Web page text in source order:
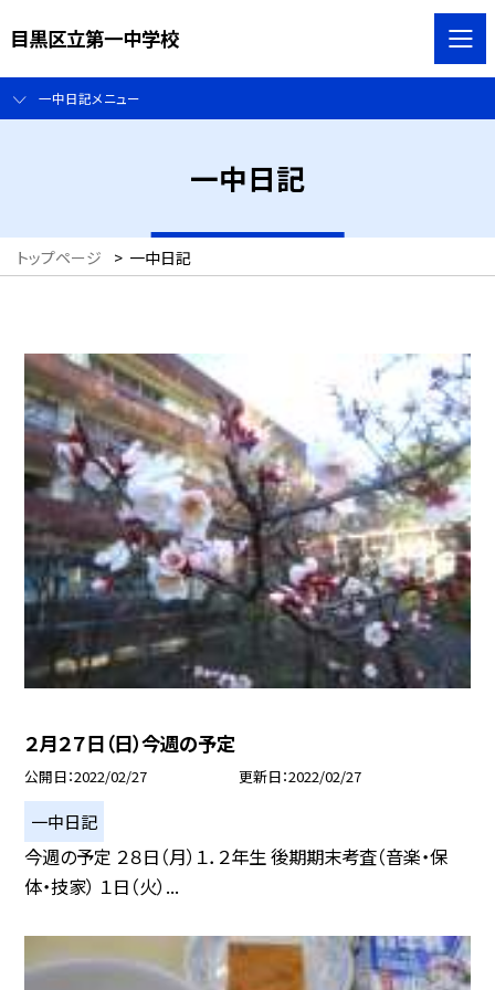
目黒区立第一中学校
一中日記メニュー
一中日記
トップページ > 一中日記
２月２７日（日）今週の予定
公開日 2022/02/27 更新日 2022/02/27
一中日記
今週の予定 ２８日（月）１．２年生 後期期末考査（音楽・保
体・技家） １日（火）...